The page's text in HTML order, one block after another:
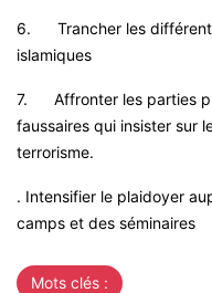
6.
Trancher les
islamiques
7.
Affronter les parties
faussaires qui insister sur
terrorisme.
. Intensifier le plaidoyer
camps et des séminaires
Mots clés :